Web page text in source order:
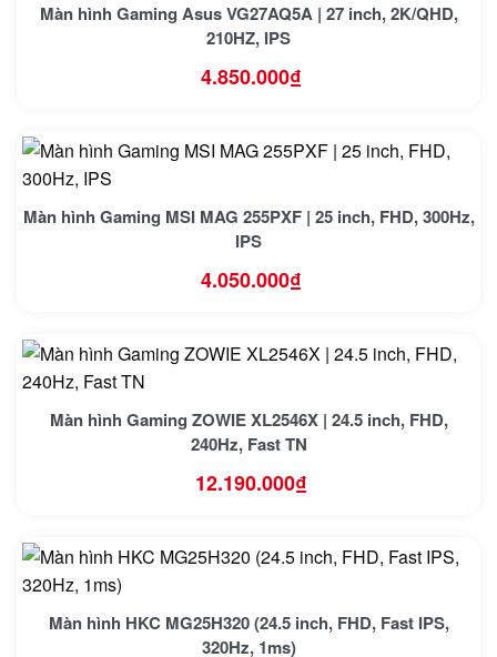
Màn hình Gaming Asus VG27AQ5A | 27 inch, 2K/QHD,
210HZ, IPS
4.850.000₫
Màn hình Gaming MSI MAG 255PXF | 25 inch, FHD, 300Hz,
IPS
4.050.000₫
Màn hình Gaming ZOWIE XL2546X | 24.5 inch, FHD,
240Hz, Fast TN
12.190.000₫
Màn hình HKC MG25H320 (24.5 inch, FHD, Fast IPS,
320Hz, 1ms)